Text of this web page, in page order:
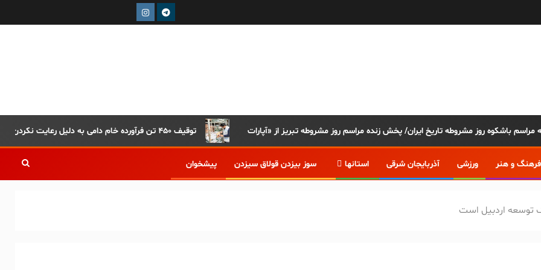
توقیف ۴۵۰ تن فرآورده خام دامی به دلیل رعایت نکردن ضوابط بهداشتی
فرهنگ و هنر ورزشی آذربایجان شرقی استانها سوز بیزدن قولاق سیزدن پیشخوان
توسعه اردبیل است